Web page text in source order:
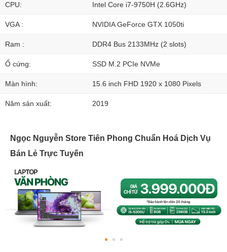
CPU: Intel Core i7-9750H (2.6GHz)
VGA : NVIDIA GeForce GTX 1050ti
Ram : DDR4 Bus 2133MHz (2 slots)
Ổ cứng: SSD M.2 PCIe NVMe
Màn hình: 15.6 inch FHD 1920 x 1080 Pixels
Năm sản xuất: 2019
Ngọc Nguyễn Store Tiên Phong Chuẩn Hoá Dịch Vụ
Bán Lẻ Trực Tuyến